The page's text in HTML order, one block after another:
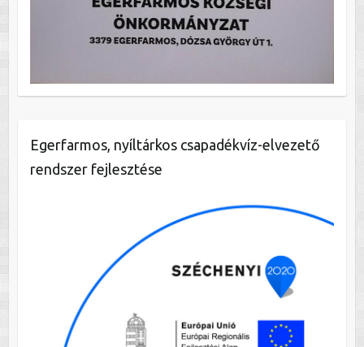
Egerfarmos, nyíltárkos csapadékvíz-elvezető
rendszer fejlesztése